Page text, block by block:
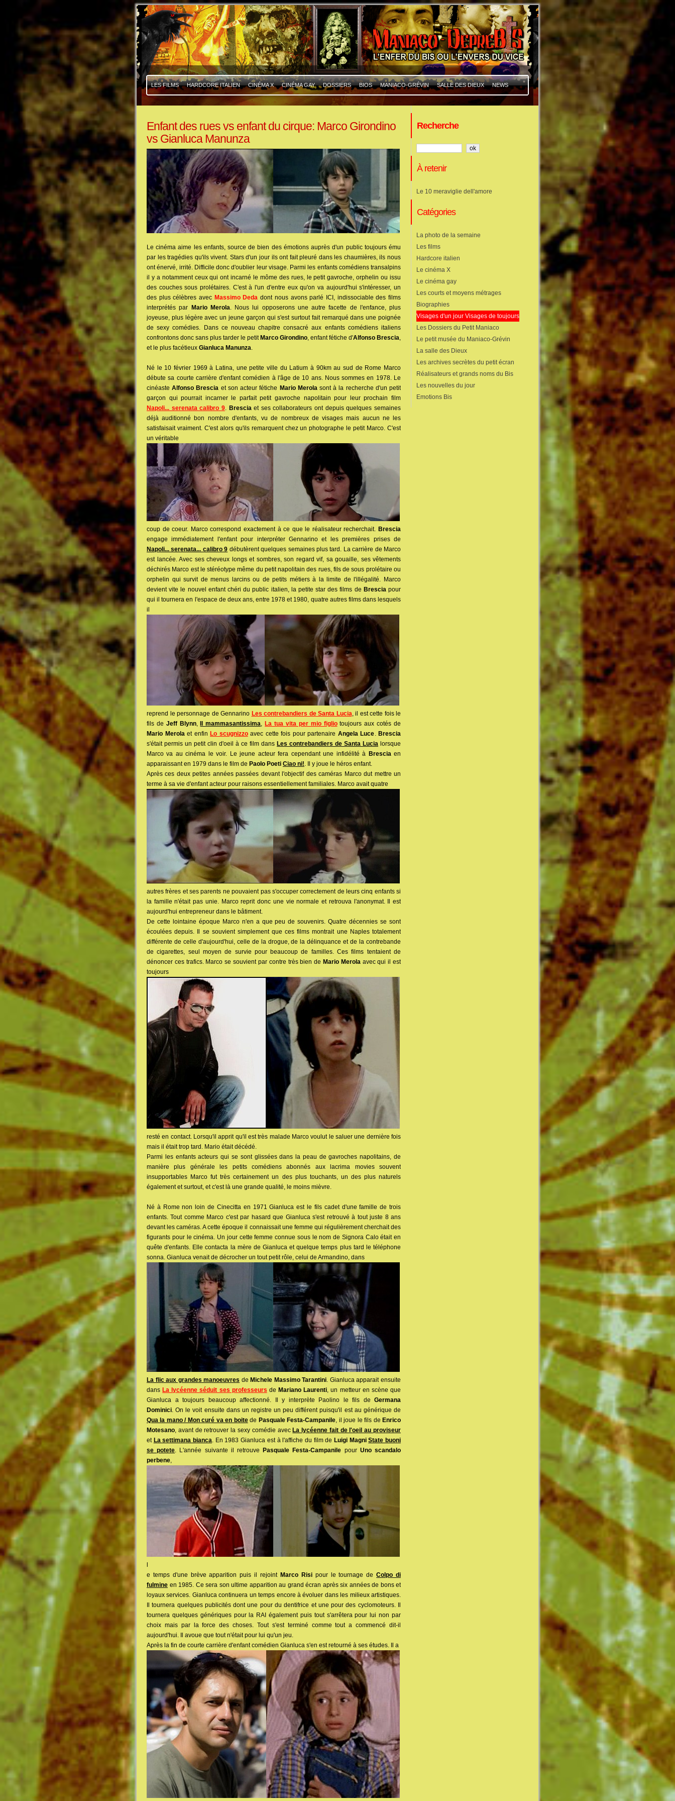
LES FILMS HARDCORE ITALIEN CINÉMA X CINÉMA GAY DOSSIERS BIOS MANIACO-GRÉVIN SALLE DES DIEUX NEWS
Enfant des rues vs enfant du cirque: Marco Girondino
vs Gianluca Manunza
Le cinéma aime les enfants, source de bien des émotions auprès d'un public toujours ému
par les tragédies qu'ils vivent. Stars d'un jour ils ont fait pleuré dans les chaumières, ils nous
ont énervé, irrité. Difficile donc d'oublier leur visage. Parmi les enfants comédiens transalpins
il y a notamment ceux qui ont incarné le môme des rues, le petit gavroche, orphelin ou issu
des couches sous prolétaires. C'est à l'un d'entre eux qu'on va aujourd'hui s'intéresser, un
des plus célèbres avec Massimo Deda dont nous avons parlé ICI, indissociable des films
interprétés par
Mario Merola. Nous lui opposerons une autre facette de l'enfance, plus
joyeuse, plus légère avec un jeune garçon qui s'est surtout fait remarqué dans une poignée
de sexy comédies. Dans ce nouveau chapitre consacré aux enfants comédiens italiens
confrontons donc sans plus tarder le petit Marco Girondino, enfant fétiche d'Alfonso Brescia,
et le plus facétieux Gianluca Manunza.
Né le 10 février 1969 à Latina, une petite ville du Latium à 90km au sud de Rome Marco
débute sa courte carrière d'enfant comédien à l'âge de 10 ans. Nous sommes en 1978. Le
cinéasteAlfonso Brescia et son acteur fétiche Mario Merolasont à la recherche d'un petit
garçon qui pourrait incarner le parfait petit gavroche napolitain pour leur prochain film
Napoli... serenata calibro 9. Bresciaet ses collaborateurs ont depuis quelques semaines
déjà auditionné bon nombre d'enfants, vu de nombreux de visages mais aucun ne les
satisfaisait vraiment. C'est alors qu'ils remarquent chez un photographe le petit Marco. C'est
un véritable
coup de coeur. Marco correspond exactement à ce que le réalisateur recherchait. Brescia
engage immédiatement l'enfant pour interpréter Gennarino et les premières prises de
Napoli... serenata... calibro 9 débutèrent quelques semaines plus tard. La carrière de Marco
est lancée. Avec ses cheveux longs et sombres, son regard vif, sa gouaille, ses vêtements
déchirés Marco est le stéréotype même du petit napolitain des rues, fils de sous prolétaire ou
orphelin qui survit de menus larcins ou de petits métiers à la limite de l'illégalité. Marco
devient vite le nouvel enfant chéri du public italien, la petite star des films de Bresciapour
qui il tournera en l'espace de deux ans, entre 1978 et 1980, quatre autres films dans lesquels
il
reprend le personnage de Gennarino Les contrebandiers de Santa Lucia, il est cette fois le
fils de Jeff Blynn, Il mammasantissima, La tua vita per mio figliotoujours aux cotés de
Mario Merolaet enfin Lo scugnizzoavec cette fois pour partenaire Angela Luce. Brescia
s'était permis un petit clin d'oeil à ce film dans Les contrebandiers de Santa Lucia lorsque
Marco va au cinéma le voir. Le jeune acteur fera cependant une infidélité à Bresciaen
apparaissant en 1979 dans le film de Paolo Poeti Ciao ni!. Il y joue le héros enfant.
Après ces deux petites années passées devant l'objectif des caméras Marco dut mettre un
terme à sa vie d'enfant acteur pour raisons essentiellement familiales. Marco avait quatre
autres frères et ses parents ne pouvaient pas s'occuper correctement de leurs cinq enfants si
la famille n'était pas unie. Marco reprit donc une vie normale et retrouva l'anonymat. Il est
aujourd'hui entrepreneur dans le bâtiment.
De cette lointaine époque Marco n'en a que peu de souvenirs. Quatre décennies se sont
écoulées depuis. Il se souvient simplement que ces films montrait une Naples totalement
différente de celle d'aujourd'hui, celle de la drogue, de la délinquance et de la contrebande
de cigarettes, seul moyen de survie pour beaucoup de familles. Ces films tentaient de
dénoncer ces trafics. Marco se souvient par contre très bien de Mario Merolaavec qui il est
toujours
resté en contact. Lorsqu'il apprit qu'il est très malade Marco voulut le saluer une dernière fois
mais il était trop tard. Mario était décédé.
Parmi les enfants acteurs qui se sont glissées dans la peau de gavroches napolitains, de
manière plus générale les petits comédiens abonnés aux lacrima movies souvent
insupportables Marco fut très certainement un des plus touchants, un des plus naturels
également et surtout, et c'est là une grande qualité, le moins mièvre.
Né à Rome non loin de Cinecitta en 1971 Gianluca est le fils cadet d'une famille de trois
enfants. Tout comme Marco c'est par hasard que Gianluca s'est retrouvé à tout juste 8 ans
devant les caméras. A cette époque il connaissait une femme qui régulièrement cherchait des
figurants pour le cinéma. Un jour cette femme connue sous le nom de Signora Calo était en
quête d'enfants. Elle contacta la mère de Gianluca et quelque temps plus tard le téléphone
sonna. Gianluca venait de décrocher un tout petit rôle, celui de Armandino, dans
La flic aux grandes manoeuvres de Michele Massimo Tarantini. Gianluca apparait ensuite
dans La lycéenne séduit ses professeurs de Mariano Laurenti, un metteur en scène que
Gianluca a toujours beaucoup affectionné. Il y interprète Paolino le fils de Germana
Dominici. On le voit ensuite dans un registre un peu différent puisqu'il est au générique de
Qua la mano / Mon curé va en boitede Pasquale Festa-Campanile, il joue le fils de Enrico
Motesano, avant de retrouver la sexy comédie avec La lycéenne fait de l'oeil au proviseur
et La settimana bianca. En 1983 Gianluca est à l'affiche du film de Luigi Magni State buoni
se potete. L'année suivante il retrouve Pasquale Festa-Campanile pour Uno scandalo
perbene,
e temps d'une brève apparition puis il rejoint Marco Risipour le tournage deColpo di
fulmine en 1985. Ce sera son ultime apparition au grand écran après six années de bons et
loyaux services. Gianluca continuera un temps encore à évoluer dans les milieux artistiques.
Il tournera quelques publicités dont une pour du dentifrice et une pour des cyclomoteurs. Il
tournera quelques génériques pour la RAI également puis tout s'arrêtera pour lui non par
choix mais par la force des choses. Tout s'est terminé comme tout a commencé dit-il
aujourd'hui. Il avoue que tout n'était pour lui qu'un jeu.
Après la fin de courte carrière d'enfant comédien Gianluca s'en est retourné à ses études. Il a
Recherche
À retenir
Le 10 meraviglie dell'amore
Catégories
La photo de la semaine
Les films
Hardcore italien
Le cinéma X
Le cinéma gay
Les courts et moyens métrages
Biographies
Visages d'un jour Visages de toujours
Les Dossiers du Petit Maniaco
Le petit musée du Maniaco-Grévin
La salle des Dieux
Les archives secrètes du petit écran
Réalisateurs et grands noms du Bis
Les nouvelles du jour
Emotions Bis